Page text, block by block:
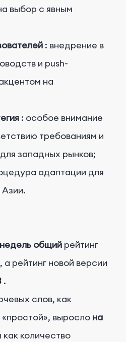
выбор с явным
: внедрение в
и push-
на
: особое внимание
требованиям и
западных рынков;
адаптации для
общий рейтинг
, а рейтинг новой версии
.
слов, как
выросло на
как количество